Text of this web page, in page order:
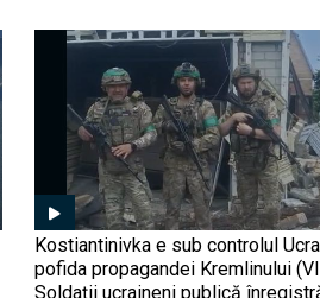
Kostiantinivka e sub controlul
pofida propagandei Kremlinului
Soldații ucraineni publică